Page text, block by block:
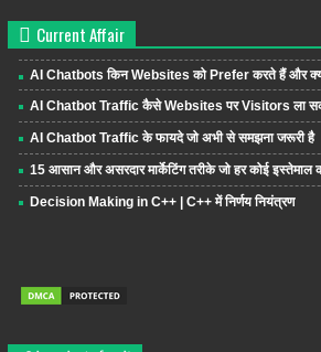
Current Affair
AI Chatbots किन Websites को Prefer करते हैं और
AI Chatbot Traffic कैसे Websites पर Visitors ला
AI Chatbot Traffic के फायदे जो अभी से समझना जरूरी है
15 आसान और असरदार मार्केटिंग तरीके जो हर कोई इस्तेमाल
Decision Making in C++ | C++ में निर्णय नियंत्रण